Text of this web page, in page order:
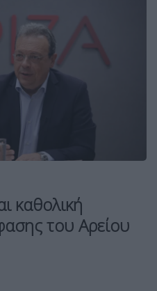
καθολική
του Αρείου